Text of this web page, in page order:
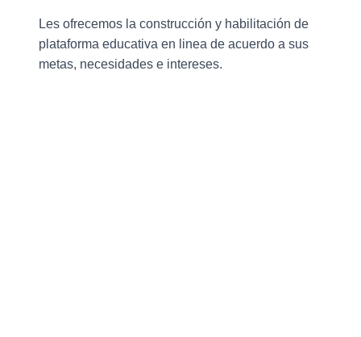
Les ofrecemos la construcción y habilitación de
plataforma educativa en linea de acuerdo a sus
metas, necesidades e intereses.